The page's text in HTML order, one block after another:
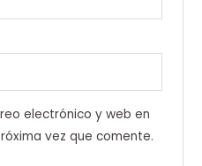
electrónico y web en
vez que comente.